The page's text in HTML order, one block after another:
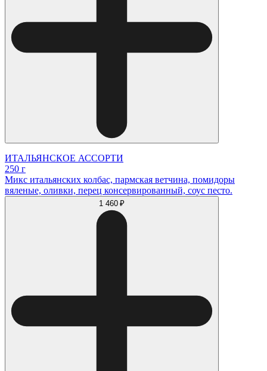
ИТАЛЬЯНСКОЕ АССОРТИ
250 г
Микс итальянских колбас, пармская ветчина, помидоры
вяленые, оливки, перец консервированный, соус песто.
1 460 ₽